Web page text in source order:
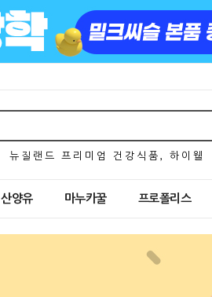
뉴 질 랜 드 프 리 미 엄 건 강 식 품 , 하 이 웰
산양유 마누카꿀 프로폴리스